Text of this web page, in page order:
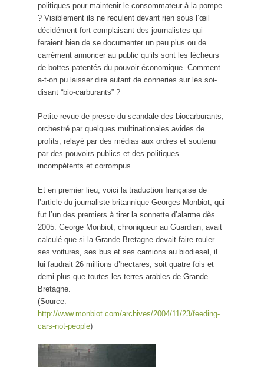
politiques pour maintenir le consommateur à la pompe
? Visiblement ils ne reculent devant rien sous l’œil
décidément fort complaisant des journalistes qui
feraient bien de se documenter un peu plus ou de
carrément annoncer au public qu’ils sont les lécheurs
de bottes patentés du pouvoir économique. Comment
a-t-on pu laisser dire autant de conneries sur les soi-
disant “bio-carburants” ?
Petite revue de presse du scandale des biocarburants,
orchestré par quelques multinationales avides de
profits, relayé par des médias aux ordres et soutenu
par des pouvoirs publics et des politiques
incompétents et corrompus.
Et en premier lieu, voici la traduction française de
l’article du journaliste britannique Georges Monbiot, qui
fut l’un des premiers à tirer la sonnette d’alarme dès
2005. George Monbiot, chroniqueur au Guardian, avait
calculé que si la Grande-Bretagne devait faire rouler
ses voitures, ses bus et ses camions au biodiesel, il
lui faudrait 26 millions d’hectares, soit quatre fois et
demi plus que toutes les terres arables de Grande-
Bretagne.
(Source:
http://www.monbiot.com/archives/2004/11/23/feeding-
cars-not-people)